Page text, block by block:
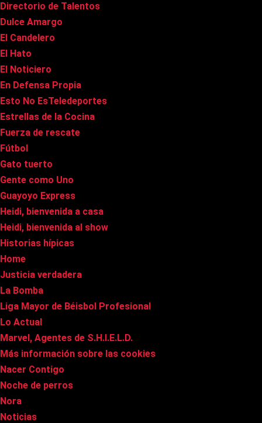
Directorio de Talentos
Dulce Amargo
El Candelero
El Hato
El Noticiero
En Defensa Propia
Esto No EsTeledeportes
Estrellas de la Cocina
Fuerza de rescate
Fútbol
Gato tuerto
Gente como Uno
Guayoyo Express
Heidi, bienvenida a casa
Heidi, bienvenida al show
Historias hípicas
Home
Justicia verdadera
La Bomba
Liga Mayor de Béisbol Profesional
Lo Actual
Marvel, Agentes de S.H.I.E.L.D.
Más información sobre las cookies
Nacer Contigo
Noche de perros
Nora
Noticias